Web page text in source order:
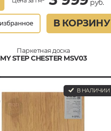
руб.
В КОРЗИНУ
Паркетная доска
MY STEP CHESTER MSV03
В НАЛИЧИИ